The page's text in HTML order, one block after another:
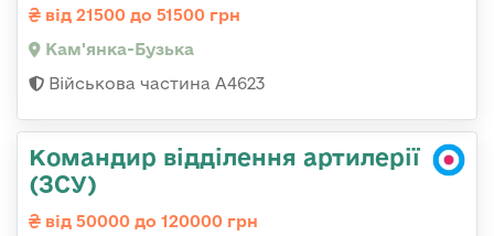
від 21500 до 51500 грн
Кам'янка-Бузька
Військова частина А4623
Командир відділення артилерії
(ЗСУ)
від 50000 до 120000 грн